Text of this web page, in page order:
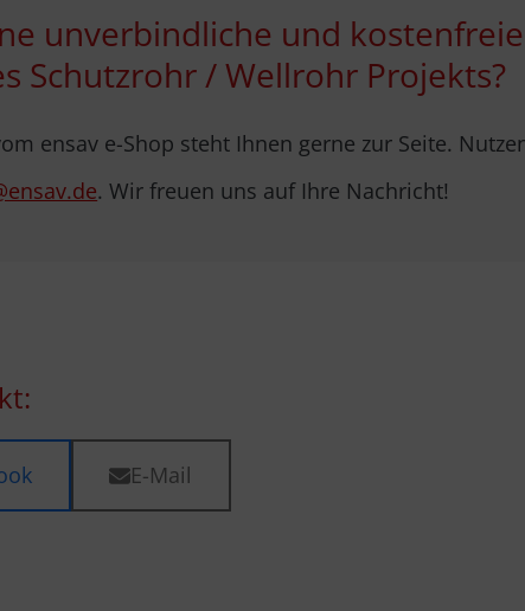
unverbindliche und
Schutzrohr / Wellrohr Projekts?
ensav e-Shop steht Ihnen gerne zur Seite.
. Wir freuen uns auf Ihre Nachricht!
E-Mail